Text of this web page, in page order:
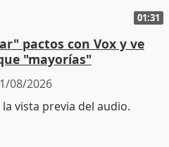
01:31
pactos con Vox y ve
"mayorías"
08/2026